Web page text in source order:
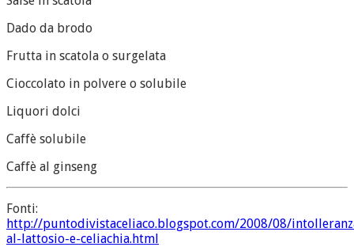
Dado da brodo
Frutta in scatola o surgelata
Cioccolato in polvere o solubile
Liquori dolci
Caffè solubile
Caffè al ginseng
Fonti:
http://puntodivistaceliaco.blogspot.com/2008/08/
al-lattosio-e-celiachia.html